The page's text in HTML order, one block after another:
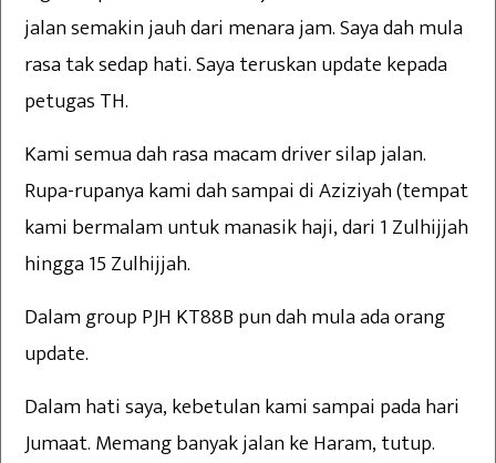
jalan semakin jauh dari menara jam. Saya dah mula
rasa tak sedap hati. Saya teruskan update kepada
petugas TH.
Kami semua dah rasa macam driver silap jalan.
Rupa-rupanya kami dah sampai di Aziziyah (tempat
kami bermalam untuk manasik haji, dari 1 Zulhijjah
hingga 15 Zulhijjah.
Dalam group PJH KT88B pun dah mula ada orang
update.
Dalam hati saya, kebetulan kami sampai pada hari
Jumaat. Memang banyak jalan ke Haram, tutup.